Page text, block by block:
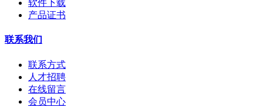
软件下载
产品证书
联系我们
联系方式
人才招聘
在线留言
会员中心